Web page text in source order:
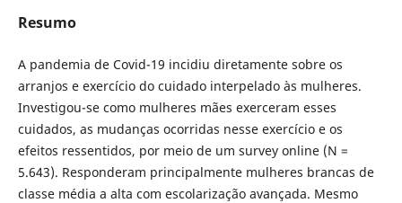
Resumo
A pandemia de Covid-19 incidiu diretamente sobre os
arranjos e exercício do cuidado interpelado às mulheres.
Investigou-se como mulheres mães exerceram esses
cuidados, as mudanças ocorridas nesse exercício e os
efeitos ressentidos, por meio de um survey online (N =
5.643). Responderam principalmente mulheres brancas de
classe média a alta com escolarização avançada. Mesmo